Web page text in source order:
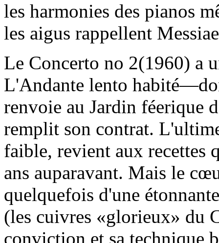
les harmonies des pianos
les aigus rappellent
Le Concerto no 2(1960) a
L'Andante lento
renvoie au Jardin féerique
remplit son contrat.
faible, revient aux recettes
ans auparavant. Mais le
quelquefois d'une
(les cuivres «glorieux» du
conviction et sa technique